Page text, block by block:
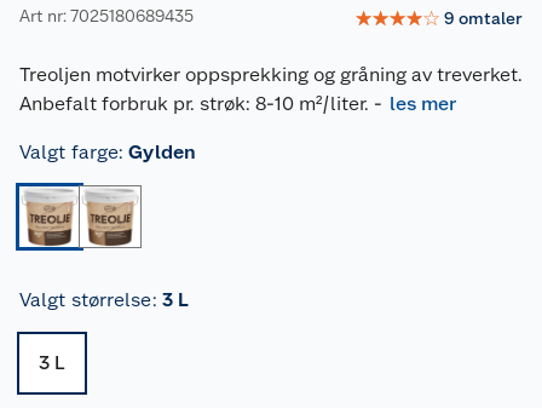
Art nr: 7025180689435 ☆☆☆☆☆ 9 omtaler
Treoljen motvirker oppsprekking og gråning av treverket.
Anbefalt forbruk pr. strøk: 8-10 m²/liter. - les mer
Valgt farge: Gylden
Valgt størrelse: 3 L
3 L